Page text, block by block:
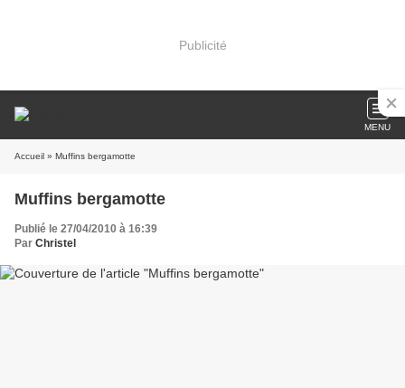
Publicité
MENU
Accueil » Muffins bergamotte
Muffins bergamotte
Publié le 27/04/2010 à 16:39
Par Christel